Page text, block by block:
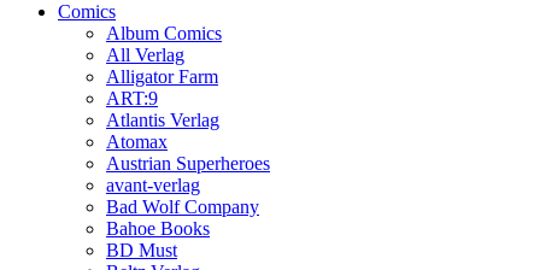
Comics
Album Comics
All Verlag
Alligator Farm
ART:9
Atlantis Verlag
Atomax
Austrian Superheroes
avant-verlag
Bad Wolf Company
Bahoe Books
BD Must